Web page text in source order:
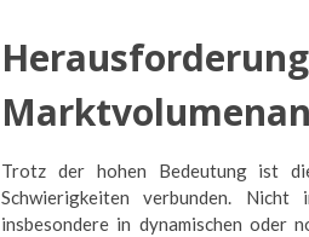
Trotz der hohen Bedeutung ist
Schwierigkeiten verbunden.
insbesondere in dynamischen oder